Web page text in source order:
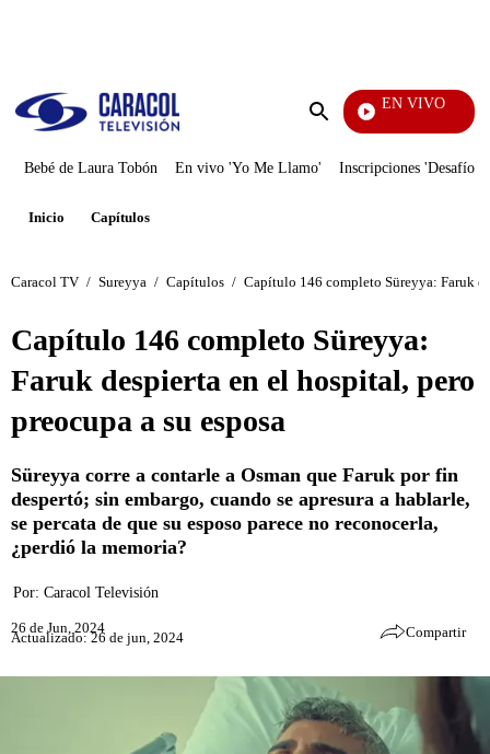
Enviar
EN VIVO
Rafael Orozco
Bebé de Laura Tobón En vivo 'Yo Me Llamo' Inscripciones 'Desafío'
Inicio Capítulos
Caracol TV / Sureyya / Capítulos / Capítulo 146 completo Süreyya: Faruk
Capítulo 146 completo Süreyya:
Faruk despierta en el hospital, pero
preocupa a su esposa
Süreyya corre a contarle a Osman que Faruk por fin
despertó; sin embargo, cuando se apresura a hablarle,
se percata de que su esposo parece no reconocerla,
¿perdió la memoria?
Por: Caracol Televisión
26 de Jun, 2024
Actualizado: 26 de jun, 2024 Compartir